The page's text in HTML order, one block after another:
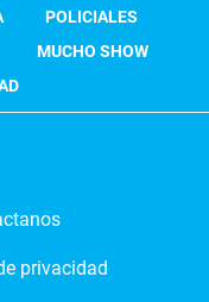
POLICIALES
MUCHO SHOW
privacidad